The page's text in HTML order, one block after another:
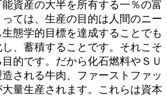
資産の大半を所有する一％の富
ては、生産の目的は人間のニー
態学的目標を達成することでも
、蓄積することです。それこそ
的です。だから化石燃料やＳＵ
される牛肉、ファーストファッ
量生産されます。これらは資本